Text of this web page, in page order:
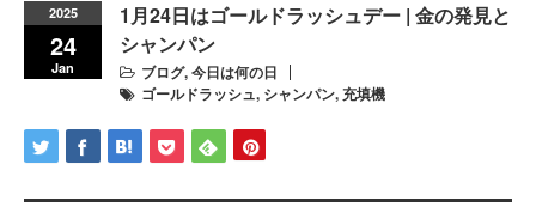
2025
24
Jan
1月24日はゴールドラッシュデー | 金の発見と
シャンパン
ブログ,今日は何の日
ゴールドラッシュ, シャンパン,充填機